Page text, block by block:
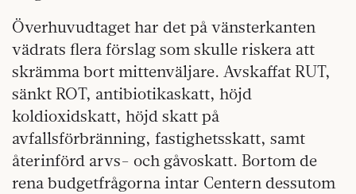
Överhuvudtaget har det på vänsterkanten
vädrats flera förslag som skulle riskera att
skrämma bort mittenväljare. Avskaffat RUT,
sänkt ROT, antibiotikaskatt, höjd
koldioxidskatt, höjd skatt på
avfallsförbränning, fastighetsskatt, samt
återinförd arvs- och gåvoskatt. Bortom de
rena budgetfrågorna intar Centern dessutom